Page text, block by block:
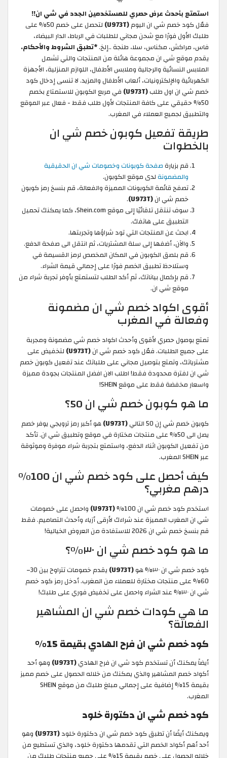
استمتع بأحدث عرض حصري للمستخدمين الجدد في شي ان!!
فعّل كود خصم شي ان اليوم(U973T)
لتحصل على خصم 50% على
طلبك الأول فورًا مع شحن مجاني للطلبات في الرباط، الدار البيضاء،
فاس، مراكش، مكناس، سلا، طنجة ..إلخ.*تطبق الشروط والأحكام.
يقدم موقع شي ان مجموعة هائلة من المنتجات والتي تشمل
الملابس النسائية والرجالية وملابس الأطفال، اللوازم المنزلية، الأجهزة
الكهربائية والإلكترونيات، ألعاب الأطفال والمزيد. لا تنسى إدخال كود
خصم شي ان اول طلب(U973T)
في مربع الكوبون للاستمتاع بخصم
50% حقيقي على كافة المنتجات لأول طلب فقط - فعال عبر الموقع
والتطبيق لجميع العملاء في المغرب.
طريقة تفعيل كوبون خصم شي ان
بالخطوات
قم بزيارة صفحة كوبونات وخصومات شي ان الحقيقية
والمضمونةلدى موقع الكوبون.
تصفح قائمة الكوبونات المميزة والفعالة، قم بنسخ رمز كوبون
خصم شي ان(U973T)
.
سوف تنتقل تلقائيًا إلى موقع Shein.com، كما يمكنك تحميل
التطبيق على هاتفك.
ابحث عن المنتجات التي تود شراؤها وتجربتها.
والآن، أضفها إلى سلة المشتريات، ثم انتقل الى صفحة الدفع.
قم بلصق الكوبون في المكان المخصص لرمز القسيمة في
وستلاحظ تطبيق الخصم فورًا على إجمالي قيمة الشراء.
قم بإكمال بياناتك، ثم أكد الطلب لتستمتع بأوفر تجربة شراء من
موقع شي ان.
أقوى اكواد خصم شي ان مضمونة
وفعالة في المغرب
تمتع بوصول حصري لأقوى وأحدث اكواد خصم شي مضمونة ومجربة
على جميع الطلبات. فعّل كود خصم شي ان(U973T)
لتخفيض على
مشترياتك، وتمتع بتوصيل مجاني على طلباتك عند تفعيل كوبون خصم
شي ان لفترة محدودة فقط! اطلب الان افضل المنتجات بجودة مميزة
واسعار مخفضة فقط على موقع SHEIN!
ما هو كوبون خصم شي ان 50؟
كوبون خصم شي إن 50 التالي (U973T)
هو أكبر رمز ترويجي يوفر خصم
يصل الى 50% على منتجات مختارة في موقع وتطبيق شي ان. تأكد
من تفعيل الكوبون اثناء الدفع، واستمتع بتجربة شراء موفرة وموثوقة
عبر SHEIN المغرب.
كيف أحصل على كود خصم شي ان 100%
درهم مغربي؟
استخدم كود خصم شي ان 100% (U973T)
واحصل على خصومات
شي ان المغرب المميزة عند شراءك لأرقى أزياء وأحدث التصاميم. فقط
قم بنسخ خصم شي ان 2026 للاستفادة من العروض الخيالية!
ما هو كود خصم شي ان ٣٠%؟
كود خصم شي ان ٣٠% هو (U973T)
يقدم خصومات تتراوح بين 30–
60% على منتجات مختارة للعملاء من المغرب. أدخل رمز كود خصم
شي ان ٣٠% عند الشراء واحصل على تخفيض فوري على طلبك!
ما هي كودات خصم شي ان المشاهير
الفعالة؟
كود خصم شي ان فرح الهادي بقيمة 15%
أيضاً يمكنك أن تستخدم كود شي ان فرح الهادي(U973T)
وهو أحد
أكواد خصم المشاهير والذي يمكنك من خلاله الحصول على خصم مميز
بقيمة 15% إضافية على إجمالي مبلغ طلبك من موقع SHEIN
المغرب.
كود خصم شي ان دكتورة خلود
ويمكنك أيضًا أن تطبق كود خصم شي ان دكتورة خلود(U973T)
وهو
أحد أهم أكواد الخصم التي تقدمها دكتورة خلود، والذي تستطيع من